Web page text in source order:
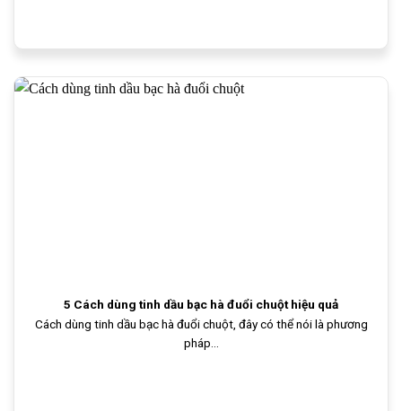
5 Cách dùng tinh dầu bạc hà đuổi chuột hiệu quả
Cách dùng tinh dầu bạc hà đuổi chuột, đây có thể nói là phương
pháp...